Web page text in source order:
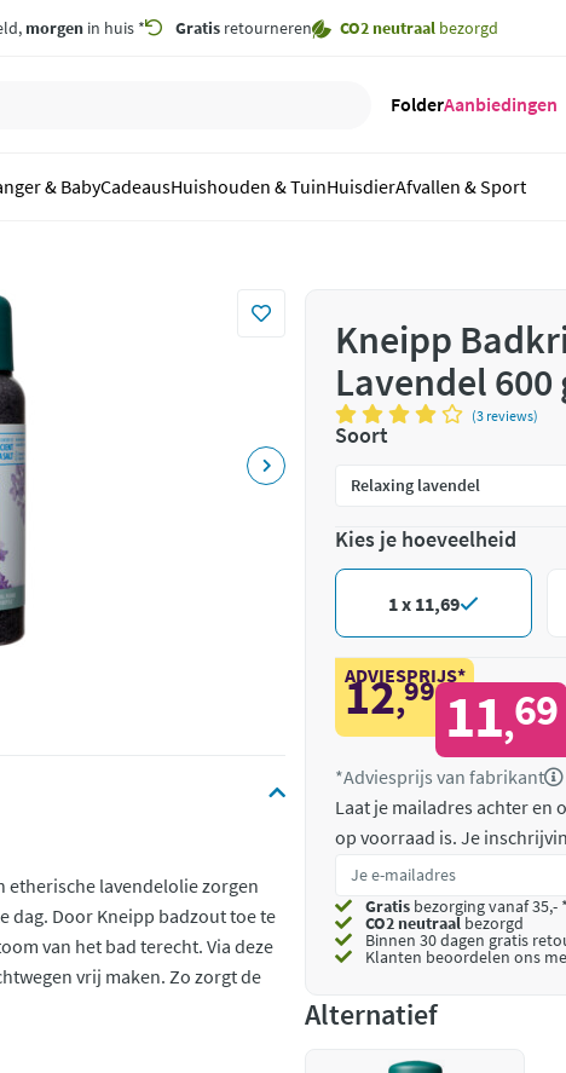
morgen in huis * Gratis retourneren CO2 neutraal bezorgd
FolderAanbiedingen
& BabyCadeausHuishouden & TuinHuisdierAfvallen & Sport
etherische lavendelolie zorgen
dag. Door Kneipp badzout toe te
van het bad terecht. Via deze
vrij maken. Zo zorgt de
Kneipp
Lavendel 600
(3 reviews)
Soort
Kies je hoeveelheid
1 x 11,69
ADVIESPRIJS*
12,99 11,69
*Adviesprijs van fabrikant
Laat je mailadres achter en
op voorraad is. Je
Gratis bezorging vanaf 35,-
CO2 neutraalbezorgd
Binnen 30 dagen gratis
Klanten beoordelen ons
Alternatief